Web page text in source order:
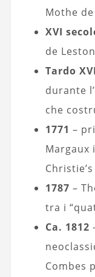
Mothe
XVI
de
Tardo
durante
che
1771 –
Margaux
Christie’s
1787 –
tra i
Ca. 1812
Combes